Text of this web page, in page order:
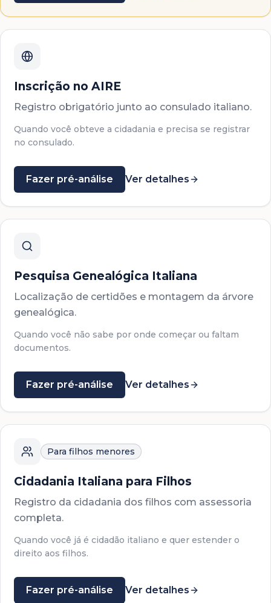
Inscrição no AIRE
Registro obrigatório junto ao consulado italiano.
Quando você obteve a cidadania e precisa se registrar
no consulado.
Fazer pré-análise Ver detalhes
Pesquisa Genealógica Italiana
Localização de certidões e montagem da árvore
genealógica.
Quando você não sabe por onde começar ou faltam
documentos.
Fazer pré-análise Ver detalhes
Para filhos menores
Cidadania Italiana para Filhos
Registro da cidadania dos filhos com assessoria
completa.
Quando você já é cidadão italiano e quer estender o
direito aos filhos.
Fazer pré-análise Ver detalhes